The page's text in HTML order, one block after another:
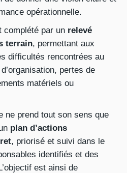
opérationnelle.
complété par un relevé
terrain, permettant aux
difficultés rencontrées au
pertes de
matériels ou
ne prend tout son sens que
plan d’actions
, priorisé et suivi dans le
identifiés et des
est ainsi de